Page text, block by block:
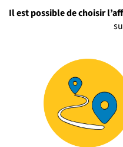
Il est possible de choisir